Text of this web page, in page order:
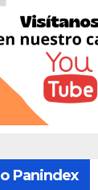
Panindex